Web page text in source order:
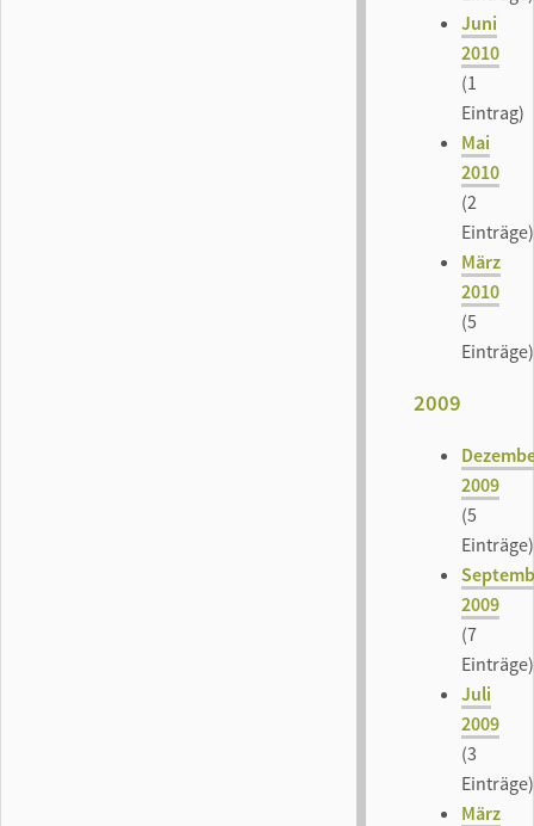
Juni
2010
(1
Eintrag)
Mai
2010
(2
Einträge)
März
2010
(5
Einträge)
2009
2009
(5
Einträge)
2009
(7
Einträge)
Juli
2009
(3
Einträge)
März